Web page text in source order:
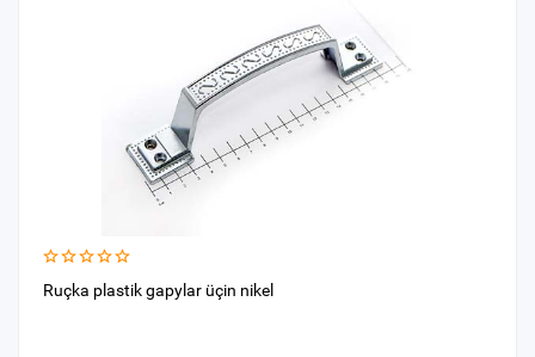
Ruçka plastik gapylar üçin nikel